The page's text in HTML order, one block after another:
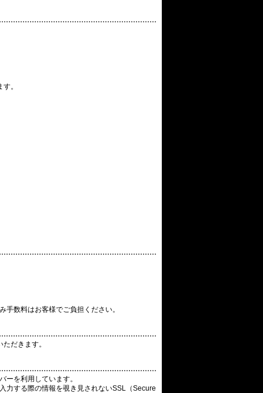
。
手数料はお客様でご負担ください。
だきます。
ーを利用しています。
力する際の情報を覗き見されないSSL（Secure